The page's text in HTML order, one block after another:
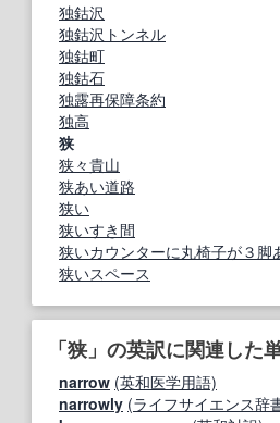
独鈷沢
独鈷沢トンネル
独鈷町
独鈷石
独露再保障条約
独高
狭
狭々貴山
狭あい道路
狭い
狭いすき間
狭いカウンターに丸椅子が３脚
狭いスペース
「狭」の英訳に関連した
narrow (英和医学用語)
narrowly (ライフサイエンス辞